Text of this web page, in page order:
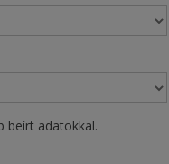
beírt adatokkal.